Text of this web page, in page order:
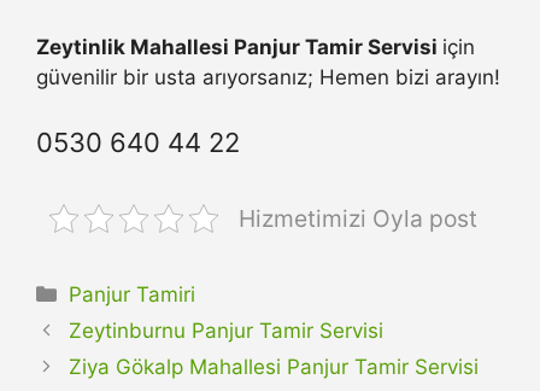
Zeytinlik Mahallesi Panjur Tamir Servisi için
güvenilir bir usta arıyorsanız; Hemen bizi arayın!
0530 640 44 22
Hizmetimizi Oyla post
Kategoriler
Panjur Tamiri
Zeytinburnu Panjur Tamir Servisi
Ziya Gökalp Mahallesi Panjur Tamir Servisi